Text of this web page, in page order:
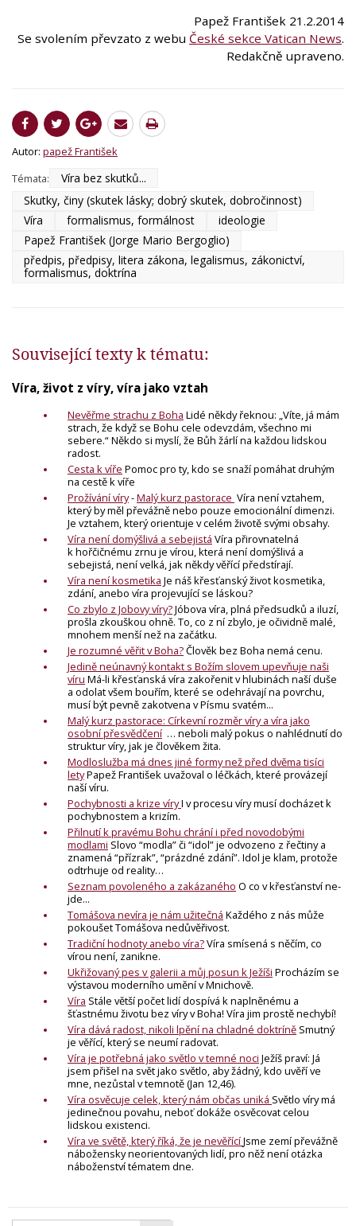
Papež František 21.2.2014
Se svolením převzato z webu České sekce Vatican News.
Redakčně upraveno.
Autor: papež František
Témata:
Víra bez skutků...
Skutky, činy (skutek lásky; dobrý skutek, dobročinnost)
Víra
formalismus, formálnost
ideologie
Papež František (Jorge Mario Bergoglio)
předpis, předpisy, litera zákona, legalismus, zákonictví,
formalismus, doktrína
Související texty k tématu:
Víra, život z víry, víra jako vztah
Nevěřme strachu z Boha Lidé někdy řeknou: „Víte, já mám
strach, že když se Bohu cele odevzdám, všechno mi
sebere.“ Někdo si myslí, že Bůh žárlí na každou lidskou
radost.
Cesta k víře Pomoc pro ty, kdo se snaží pomáhat druhým
na cestě k víře
Prožívání víry-Malý kurz pastorace Víra není vztahem,
který by měl převážně nebo pouze emocionální dimenzi.
Je vztahem, který orientuje v celém životě svými obsahy.
Víra není domýšlivá a sebejistá Víra přirovnatelná
k hořčičnému zrnu je vírou, která není domýšlivá a
sebejistá, není velká, jak někdy věřící předstírají.
Víra není kosmetika Je náš křesťanský život kosmetika,
zdání, anebo víra projevující se láskou?
Co zbylo z Jobovy víry?Jóbova víra, plná předsudků a iluzí,
prošla zkouškou ohně. To, co z ní zbylo, je očividně malé,
mnohem menší než na začátku.
Je rozumné věřit v Boha?Člověk bez Boha nemá cenu.
Jedině neúnavný kontakt s Božím slovem upevňuje naši
víru Má-li křesťanská víra zakořenit v hlubinách naší duše
a odolat všem bouřím, které se odehrávají na povrchu,
musí být pevně zakotvena v Písmu svatém...
Malý kurz pastorace: Církevní rozměr víry a víra jako
osobní přesvědčení … neboli malý pokus o nahlédnutí do
struktur víry, jak je člověkem žita.
Modloslužba má dnes jiné formy než před dvěma tisíci
letyPapež František uvažoval o léčkách, které provázejí
naší víru.
Pochybnosti a krize víryI v procesu víry musí docházet k
pochybnostem a krizím.
Přilnutí k pravému Bohu chrání i před novodobými
modlami Slovo “modla” či “idol” je odvozeno z řečtiny a
znamená “přízrak”, “prázdné zdání”. Idol je klam, protože
odtrhuje od reality…
Seznam povoleného a zakázaného O co v křesťanství ne-
jde...
Tomášova nevíra je nám užitečná Každého z nás může
pokoušet Tomášova nedůvěřivost.
Tradiční hodnoty anebo víra?Víra smísená s něčím, co
vírou není, zanikne.
Ukřižovaný pes v galerii a můj posun k Ježíši Procházím se
výstavou moderního umění v Mnichově.
Víra Stále větší počet lidí dospívá k naplněnému a
šťastnému životu bez víry v Boha! Víra jim prostě nechybí!
Víra dává radost, nikoli lpění na chladné doktríně Smutný
je věřící, který se neumí radovat.
Víra je potřebná jako světlo v temné noci Ježíš praví: Já
jsem přišel na svět jako světlo, aby žádný, kdo uvěří ve
mne, nezůstal v temnotě (Jan 12,46).
Víra osvěcuje celek, který nám občas uniká Světlo víry má
jedinečnou povahu, neboť dokáže osvěcovat celou
lidskou existenci.
Víra ve světě, který říká, že je nevěřícíJsme zemí převážně
nábožensky neorientovaných lidí, pro něž není otázka
náboženství tématem dne.